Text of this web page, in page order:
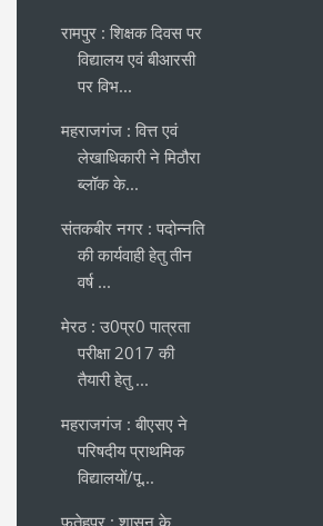
रामपुर : शिक्षक दिवस पर
विद्यालय एवं बीआरसी
पर विभ...
महराजगंज : वित्त एवं
लेखाधिकारी ने मिठौरा
ब्लॉक के...
संतकबीर नगर : पदोन्नति
की कार्यवाही हेतु तीन
वर्ष ...
मेरठ : उ0प्र0 पात्रता
परीक्षा 2017 की
तैयारी हेतु ...
महराजगंज : बीएसए ने
परिषदीय प्राथमिक
विद्यालयों/पू...
फतेहपुर : शासन के